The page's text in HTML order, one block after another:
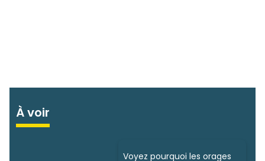
À voir
Voyez pourquoi les orages